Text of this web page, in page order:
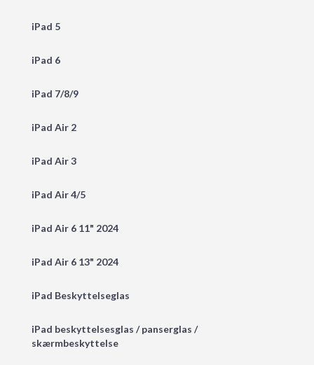
iPad 5
iPad 6
iPad 7/8/9
iPad Air 2
iPad Air 3
iPad Air 4/5
iPad Air 6 11" 2024
iPad Air 6 13" 2024
iPad Beskyttelseglas
iPad beskyttelsesglas / panserglas /
skærmbeskyttelse